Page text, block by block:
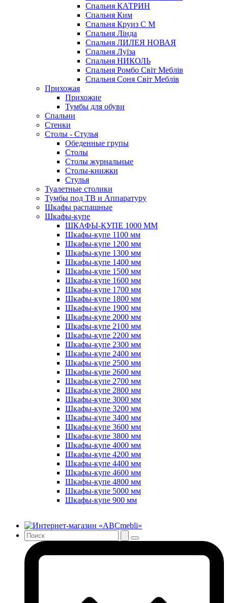
Спальня КАТРИН
Спальня Ким
Спальня Круиз С М
Спальня Лінда
Спальня ЛИЛЕЯ НОВАЯ
Спальня Луїза
Спальня НИКОЛЬ
Спальня Ромбо Світ Меблів
Спальня Соня Світ Меблів
Прихожая
Прихожие
Тумбы для обуви
Спальни
Стенки
Столы - Стулья
Обеденные групы
Столы
Столы журнальные
Столы-книжки
Стулья
Туалетные столики
Тумбы под ТВ и Аппаратуру
Шкафы распашные
Шкафы-купе
ШКАФЫ-КУПЕ 1000 ММ
Шкафы-купе 1100 мм
Шкафы-купе 1200 мм
Шкафы-купе 1300 мм
Шкафы-купе 1400 мм
Шкафы-купе 1500 мм
Шкафы-купе 1600 мм
Шкафы-купе 1700 мм
Шкафы-купе 1800 мм
Шкафы-купе 1900 мм
Шкафы-купе 2000 мм
Шкафы-купе 2100 мм
Шкафы-купе 2200 мм
Шкафы-купе 2300 мм
Шкафы-купе 2400 мм
Шкафы-купе 2500 мм
Шкафы-купе 2600 мм
Шкафы-купе 2700 мм
Шкафы-купе 2800 мм
Шкафы-купе 3000 мм
Шкафы-купе 3200 мм
Шкафы-купе 3400 мм
Шкафы-купе 3600 мм
Шкафы-купе 3800 мм
Шкафы-купе 4000 мм
Шкафы-купе 4200 мм
Шкафы-купе 4400 мм
Шкафы-купе 4600 мм
Шкафы-купе 4800 мм
Шкафы-купе 5000 мм
Шкафы-купе 900 мм